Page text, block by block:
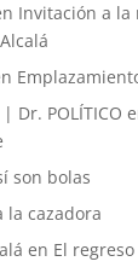
Invitación a la
Dr. POLÍTICO
son bolas
la cazadora
en El regreso